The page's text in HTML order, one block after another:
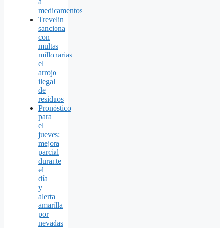
a
medicamentos
Trevelin
sanciona
con
multas
millonarias
el
arrojo
ilegal
de
residuos
Pronóstico
para
el
jueves:
mejora
parcial
durante
el
día
y
alerta
amarilla
por
nevadas